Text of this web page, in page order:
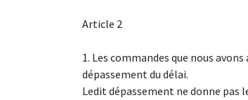
Article 2
1. Les commandes que nous
dépassement du délai.
Ledit dépassement ne donne pas